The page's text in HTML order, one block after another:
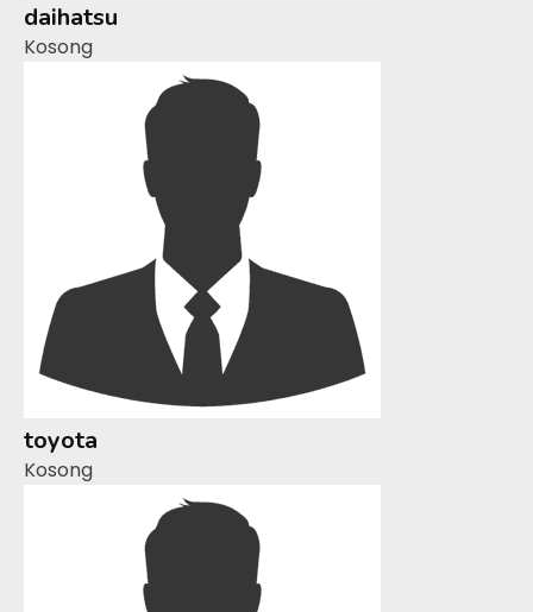
daihatsu
Kosong
toyota
Kosong